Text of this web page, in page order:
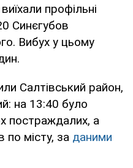
профільні
Синєгубов
Вибух у цьому
Салтівський район,
на 13:40 було
постраждалих, а
по місту, за даними